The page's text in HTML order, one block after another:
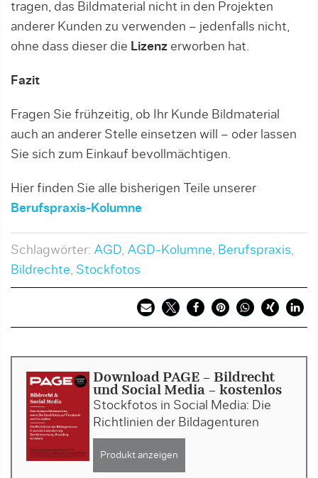
tragen, das Bildmaterial nicht in den Projekten
anderer Kunden zu verwenden – jedenfalls nicht,
ohne dass dieser die Lizenz erworben hat.
Fazit
Fragen Sie frühzeitig, ob Ihr Kunde Bildmaterial
auch an anderer Stelle einsetzen will – oder lassen
Sie sich zum Einkauf bevollmächtigen.
Hier finden Sie alle bisherigen Teile unserer
Berufspraxis-Kolumne
Schlagwörter: AGD, AGD-Kolumne, Berufspraxis,
Bildrechte, Stockfotos
Download PAGE - Bildrecht
und Social Media - kostenlos
Stockfotos in Social Media: Die
Richtlinien der Bildagenturen
Produkt anzeigen